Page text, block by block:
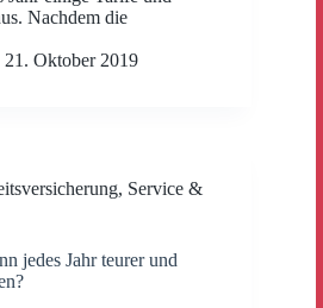
Nachdem die
21. Oktober 2019
, Service &
jedes Jahr teurer und